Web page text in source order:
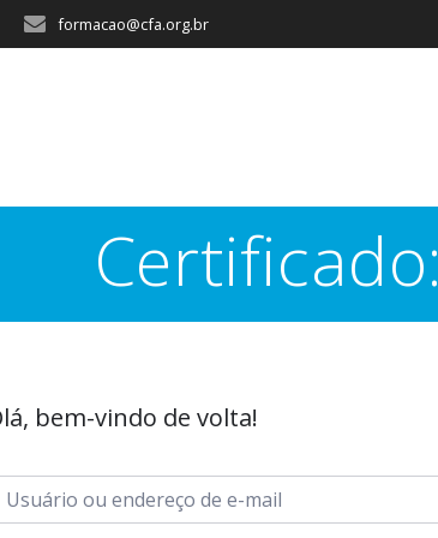
formacao@cfa.org.br
Certificado:
bem-vindo de volta!